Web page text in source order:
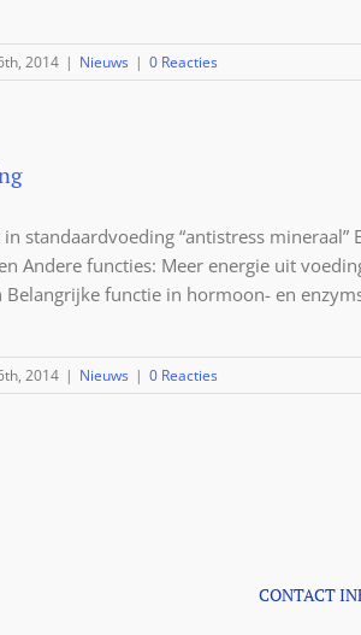
2014 | Nieuws | 0 Reacties
standaardvoeding “antistress
Andere functies: Meer energie uit
functie in hormoon- en
2014 | Nieuws | 0 Reacties
CONTACT